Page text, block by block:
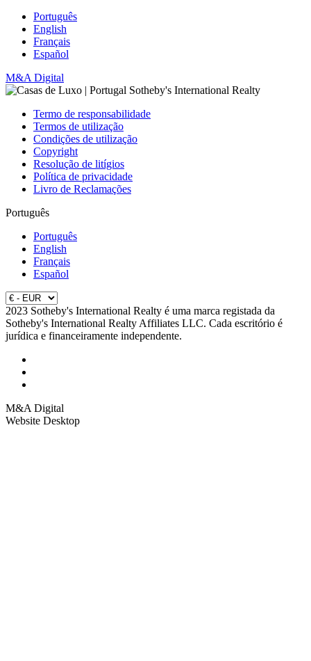
Português
English
Français
Español
M&A Digital
Termo de responsabilidade
Termos de utilização
Condições de utilização
Copyright
Resolução de litígios
Política de privacidade
Livro de Reclamações
Português
Português
English
Français
Español
2023 Sotheby's International Realty é uma marca registada da
Sotheby's International Realty Affiliates LLC. Cada escritório é
jurídica e financeiramente independente.
M&A Digital
Website Desktop